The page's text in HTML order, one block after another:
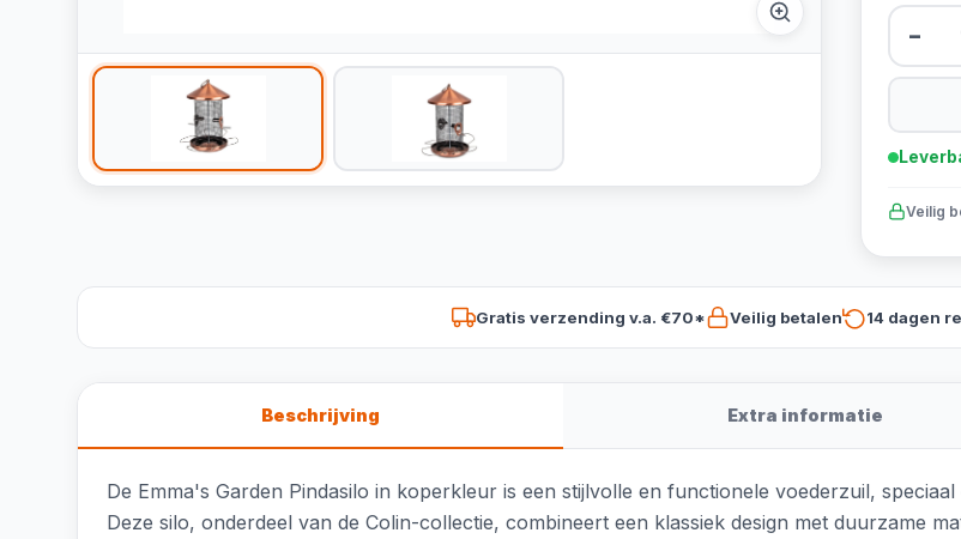
−
Veilig
Gratis verzending v.a. €70* Veilig betalen 14 dagen
Beschrijving Extra informatie
De Emma's Garden Pindasilo in koperkleur is een stijlvolle en functionele voederzuil,
Deze silo, onderdeel van de Colin-collectie, combineert een klassiek design met duurzame